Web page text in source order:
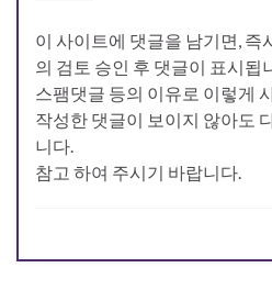
이 사이트에 댓글을 남기면, 즉
의 검토 승인 후 댓글이 표시됩
스팸댓글 등의 이유로 이렇게
작성한 댓글이 보이지 않아도
니다.
참고 하여 주시기 바랍니다.